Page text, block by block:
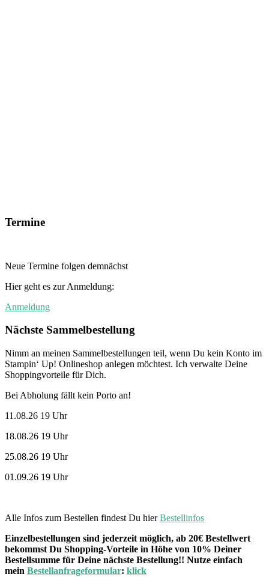
Termine
Neue Termine folgen demnächst
Hier geht es zur Anmeldung:
Anmeldung
Nächste Sammelbestellung
Nimm an meinen Sammelbestellungen teil, wenn Du kein Konto im
Stampin‘ Up! Onlineshop anlegen möchtest. Ich verwalte Deine
Shoppingvorteile für Dich.
Bei Abholung fällt kein Porto an!
11.08.26 19 Uhr
18.08.26 19 Uhr
25.08.26 19 Uhr
01.09.26 19 Uhr
Alle Infos zum Bestellen findest Du hierBestellinfos
Einzelbestellungen sind jederzeit möglich, ab 20€ Bestellwert
bekommst Du Shopping-Vorteile in Höhe von 10% Deiner
Bestellsumme für Deine nächste Bestellung!! Nutze einfach
mein Bestellanfrageformular: klick